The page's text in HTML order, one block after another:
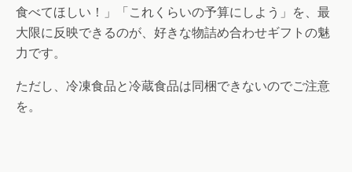
食べてほしい！」「これくらいの予算にしよう」を、最
大限に反映できるのが、好きな物詰め合わせギフトの魅
力です。
ただし、冷凍食品と冷蔵食品は同梱できないのでご注意
を。